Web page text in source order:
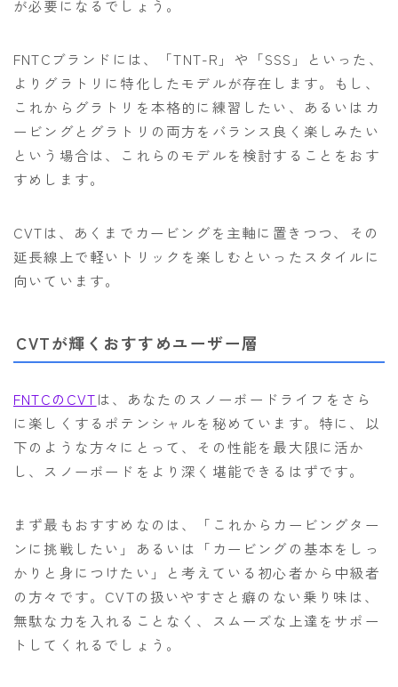
が必要になるでしょう。
FNTCブランドには、「TNT-R」や「SSS」といった、
よりグラトリに特化したモデルが存在します。もし、
これからグラトリを本格的に練習したい、あるいはカ
ービングとグラトリの両方をバランス良く楽しみたい
という場合は、これらのモデルを検討することをおす
すめします。
CVTは、あくまでカービングを主軸に置きつつ、その
延長線上で軽いトリックを楽しむといったスタイルに
向いています。
CVTが輝くおすすめユーザー層
FNTCのCVTは、あなたのスノーボードライフをさら
に楽しくするポテンシャルを秘めています。特に、以
下のような方々にとって、その性能を最大限に活か
し、スノーボードをより深く堪能できるはずです。
まず最もおすすめなのは、「これからカービングター
ンに挑戦したい」あるいは「カービングの基本をしっ
かりと身につけたい」と考えている初心者から中級者
の方々です。CVTの扱いやすさと癖のない乗り味は、
無駄な力を入れることなく、スムーズな上達をサポー
トしてくれるでしょう。